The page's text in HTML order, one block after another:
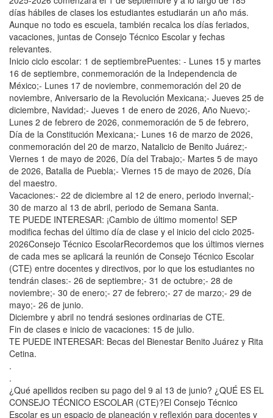
días hábiles de clases los estudiantes estudiarán un año más.
Aunque no todo es escuela, también recalca los días feriados,
vacaciones, juntas de Consejo Técnico Escolar y fechas
relevantes.
Inicio ciclo escolar: 1 de septiembrePuentes: - Lunes 15 y martes
16 de septiembre, conmemoración de la Independencia de
México;- Lunes 17 de noviembre, conmemoración del 20 de
noviembre, Aniversario de la Revolución Mexicana;- Jueves 25 de
diciembre, Navidad;- Jueves 1 de enero de 2026, Año Nuevo;-
Lunes 2 de febrero de 2026, conmemoración de 5 de febrero,
Día de la Constitución Mexicana;- Lunes 16 de marzo de 2026,
conmemoración del 20 de marzo, Natalicio de Benito Juárez;-
Viernes 1 de mayo de 2026, Día del Trabajo;- Martes 5 de mayo
de 2026, Batalla de Puebla;- Viernes 15 de mayo de 2026, Día
del maestro.
Vacaciones:- 22 de diciembre al 12 de enero, periodo invernal;-
30 de marzo al 13 de abril, periodo de Semana Santa.
TE PUEDE INTERESAR: ¡Cambio de último momento! SEP
modifica fechas del último día de clase y el inicio del ciclo 2025-
2026Consejo Técnico EscolarRecordemos que los últimos viernes
de cada mes se aplicará la reunión de Consejo Técnico Escolar
(CTE) entre docentes y directivos, por lo que los estudiantes no
tendrán clases:- 26 de septiembre;- 31 de octubre;- 28 de
noviembre;- 30 de enero;- 27 de febrero;- 27 de marzo;- 29 de
mayo;- 26 de junio.
Diciembre y abril no tendrá sesiones ordinarias de CTE.
Fin de clases e inicio de vacaciones: 15 de julio.
TE PUEDE INTERESAR: Becas del Bienestar Benito Juárez y Rita
Cetina.
.
.
¿Qué apellidos reciben su pago del 9 al 13 de junio? ¿QUÉ ES EL
CONSEJO TÉCNICO ESCOLAR (CTE)?El Consejo Técnico
Escolar es un espacio de planeación y reflexión para docentes y